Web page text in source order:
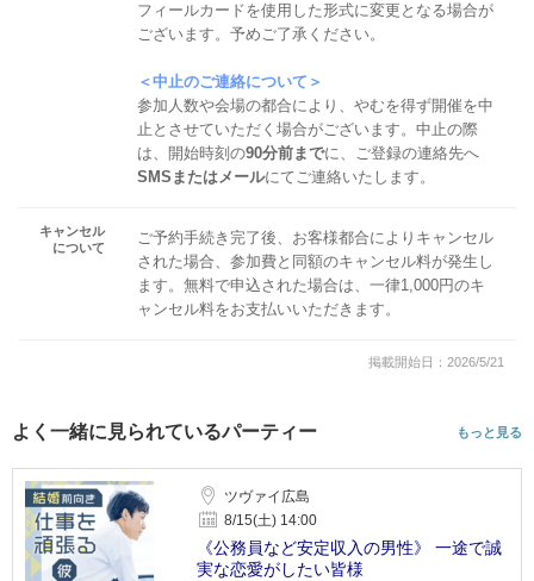
フィールカードを使用した形式に変更となる場合が
ございます。予めご了承ください。
＜中止のご連絡について＞
参加人数や会場の都合により、やむを得ず開催を中
止とさせていただく場合がございます。中止の際
は、開始時刻の90分前までに、ご登録の連絡先へ
SMSまたはメールにてご連絡いたします。
キャンセル
について
ご予約手続き完了後、お客様都合によりキャンセル
された場合、参加費と同額のキャンセル料が発生し
ます。無料で申込された場合は、一律1,000円のキ
ャンセル料をお支払いいただきます。
掲載開始日：2026/5/21
よく一緒に見られているパーティー もっと見る
ツヴァイ広島
8/15(土) 14:00
《公務員など安定収入の男性》 一途で誠
実な恋愛がしたい皆様